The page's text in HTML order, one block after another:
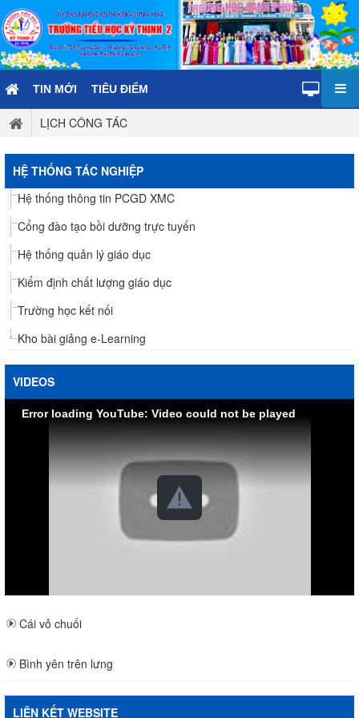
TIN MỚI TIÊU ĐIỂM
LỊCH CÔNG TÁC
HỆ THỐNG TÁC NGHIỆP
Hệ thống thông tin PCGD XMC
Cổng đào tạo bồi dưỡng trực tuyến
Hệ thống quản lý giáo dục
Kiểm định chất lượng giáo dục
Trường học kết nối
Kho bài giảng e-Learning
VIDEOS
Error loading YouTube: Video could not be played
Cái vỏ chuối
Bình yên trên lưng
LIÊN KẾT WEBSITE